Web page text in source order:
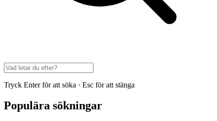
Tryck Enter för att söka · Esc för att stänga
Populära sökningar